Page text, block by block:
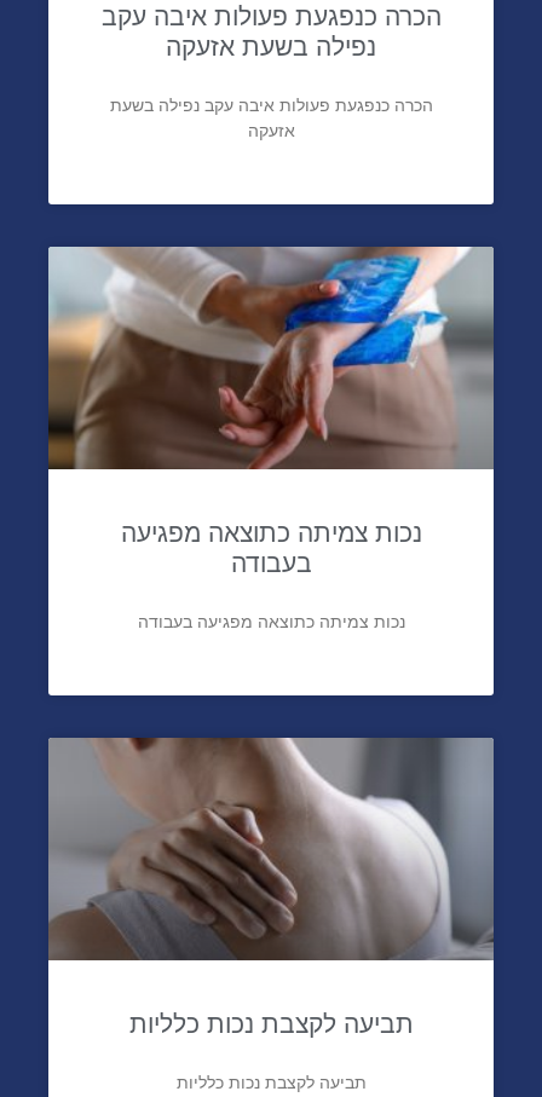
הכרה כנפגעת פעולות איבה עקב
נפילה בשעת אזעקה
הכרה כנפגעת פעולות איבה עקב נפילה בשעת
אזעקה
נכות צמיתה כתוצאה מפגיעה
בעבודה
נכות צמיתה כתוצאה מפגיעה בעבודה
תביעה לקצבת נכות כלליות
תביעה לקצבת נכות כלליות